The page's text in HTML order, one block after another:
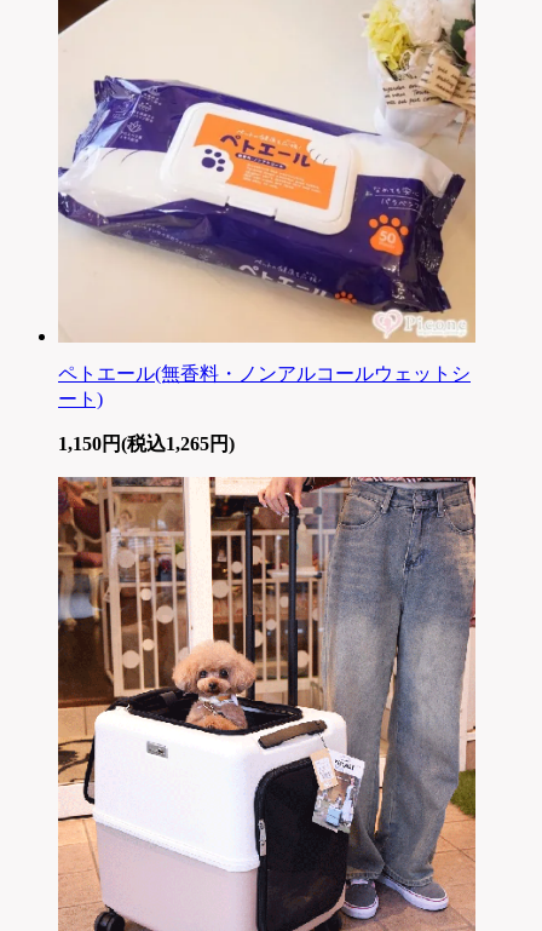
ペトエール(無香料・ノンアルコールウェットシ
ート)
1,150円(税込1,265円)